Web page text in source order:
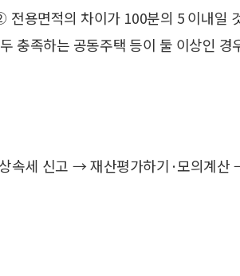
용면적의 차이가 100분의 5 이내일
충족하는 공동주택 등이 둘 이상인 경
세 신고 → 재산평가하기·모의계산